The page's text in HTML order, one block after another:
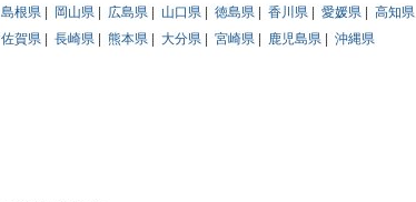
島根県 岡山県 広島県 山口県 徳島県 香川県 愛媛県
高知県
佐賀県 長崎県 熊本県 大分県 宮崎県 鹿児島県
沖縄県